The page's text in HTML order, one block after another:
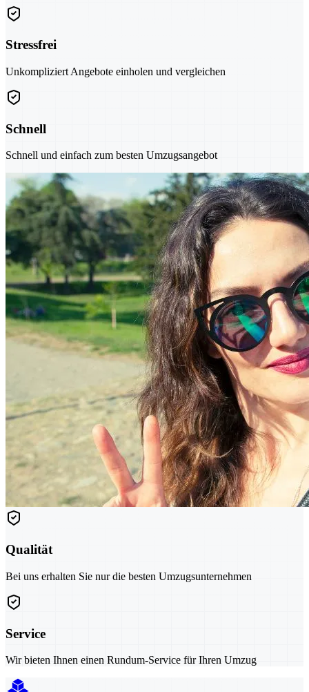
Stressfrei
Unkompliziert Angebote einholen und vergleichen
Schnell
Schnell und einfach zum besten Umzugsangebot
Qualität
Bei uns erhalten Sie nur die besten Umzugsunternehmen
Service
Wir bieten Ihnen einen Rundum-Service für Ihren Umzug